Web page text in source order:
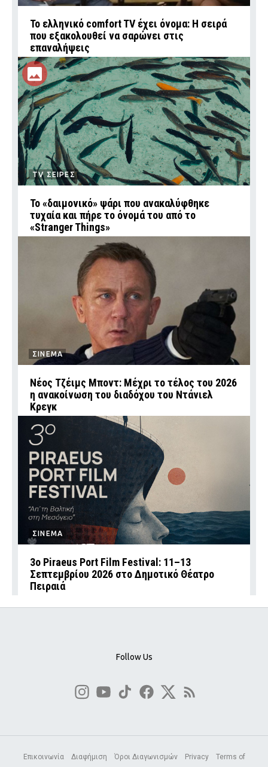
Το ελληνικό comfort TV έχει όνομα: Η σειρά
που εξακολουθεί να σαρώνει στις
επαναλήψεις
TV ΣΕΙΡΕΣ
Το «δαιμονικό» ψάρι που ανακαλύφθηκε
τυχαία και πήρε το όνομά του από το
«Stranger Things»
ΣΙΝΕΜΑ
Νέος Τζέιμς Μποντ: Μέχρι το τέλος του 2026
η ανακοίνωση του διαδόχου του Ντάνιελ
Κρεγκ
ΣΙΝΕΜΑ
3ο Piraeus Port Film Festival: 11–13
Σεπτεμβρίου 2026 στο Δημοτικό Θέατρο
Πειραιά
Follow Us
Επικοινωνία Διαφήμιση Όροι Διαγωνισμών Privacy Terms of